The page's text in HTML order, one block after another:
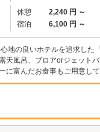
休憩 2,240 円 ～
宿泊
6,100 円 ～
地の良いホテルを追求した
天風呂、ブロアorジェット
富んだお食事もご用意し